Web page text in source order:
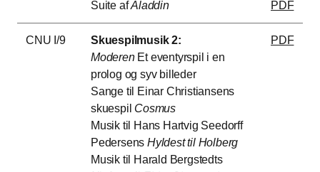
Suite afAladdin PDF
CNU I/9
Skuespilmusik 2:
Moderen Et eventyrspil i en
prolog og syv billeder
Sange til Einar Christiansens
skuespil Cosmus
Musik til Hans Hartvig Seedorff
PedersensHyldest til Holberg
Musik til Harald Bergstedts
PDF